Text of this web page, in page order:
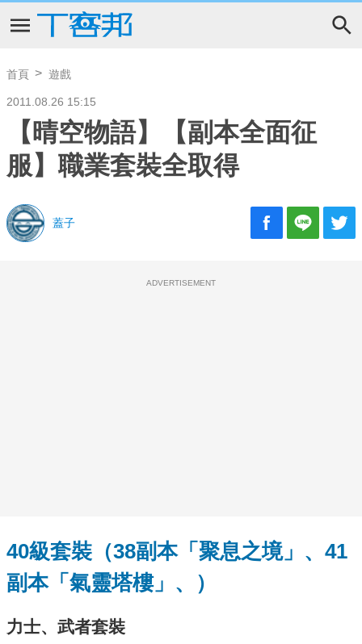
首頁 遊戲
2011.08.26 15:15
【晴空物語】【副本全面征
服】職業套裝全取得
蓋子
ADVERTISEMENT
40級套裝（38副本「聚息之境」、41
副本「氣靈塔樓」、）
力士、武者套裝